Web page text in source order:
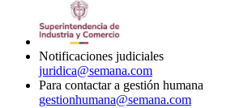
Notificaciones judiciales
juridica@semana.com
Para contactar a gestión humana
gestionhumana@semana.com